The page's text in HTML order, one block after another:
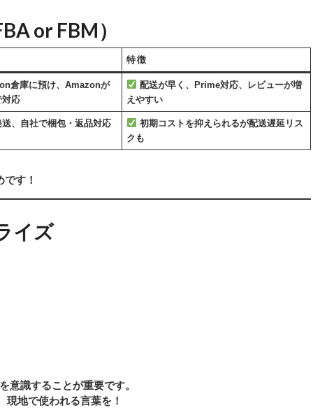
or FBM）
特徴
倉庫に預け、Amazonが
対応
配送が早く、Prime対応、レビューが増
えやすい
、自社で梱包・返品対応
初期コストを抑えられるが配送遅延リス
クも
す！
イズ
意識することが重要です。
地で使われる言葉を！